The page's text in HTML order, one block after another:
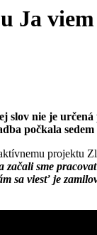
Ja viem
nie je
počkala
projektu
začali sme
sa viesť je